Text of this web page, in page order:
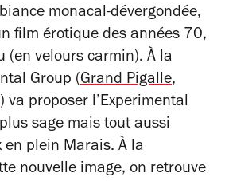
monacal-dévergondée,
film érotique des années 70,
(en velours carmin). À la
Group (Grand Pigalle,
) va proposer l’Experimental
sage mais tout aussi
en plein Marais. À la
nouvelle image, on retrouve